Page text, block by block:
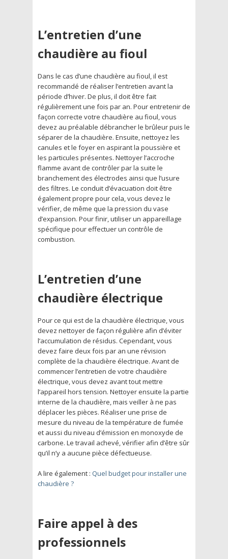
L’entretien d’une
chaudière au fioul
Dans le cas d’une chaudière au fioul, il est
recommandé de réaliser l’entretien avant la
période d’hiver. De plus, il doit être fait
régulièrement une fois par an. Pour entretenir de
façon correcte votre chaudière au fioul, vous
devez au préalable débrancher le brûleur puis le
séparer de la chaudière. Ensuite, nettoyez les
canules et le foyer en aspirant la poussière et
les particules présentes. Nettoyer l’accroche
flamme avant de contrôler par la suite le
branchement des électrodes ainsi que l’usure
des filtres. Le conduit d’évacuation doit être
également propre pour cela, vous devez le
vérifier, de même que la pression du vase
d’expansion. Pour finir, utiliser un appareillage
spécifique pour effectuer un contrôle de
combustion.
L’entretien d’une
chaudière électrique
Pour ce qui est de la chaudière électrique, vous
devez nettoyer de façon régulière afin d’éviter
l’accumulation de résidus. Cependant, vous
devez faire deux fois par an une révision
complète de la chaudière électrique. Avant de
commencer l’entretien de votre chaudière
électrique, vous devez avant tout mettre
l’appareil hors tension. Nettoyer ensuite la partie
interne de la chaudière, mais veiller à ne pas
déplacer les pièces. Réaliser une prise de
mesure du niveau de la température de fumée
et aussi du niveau d’émission en monoxyde de
carbone. Le travail achevé, vérifier afin d’être sûr
qu’il n’y a aucune pièce défectueuse.
A lire également : Quel budget pour installer une
chaudière ?
Faire appel à des
professionnels